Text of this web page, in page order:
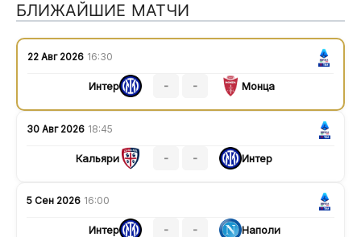
БЛИЖАЙШИЕ МАТЧИ
22 Авг 2026 16:30
Интер - - Монца
30 Авг 2026 18:45
Кальяри - - Интер
5 Сен 2026 16:00
Интер - - Наполи